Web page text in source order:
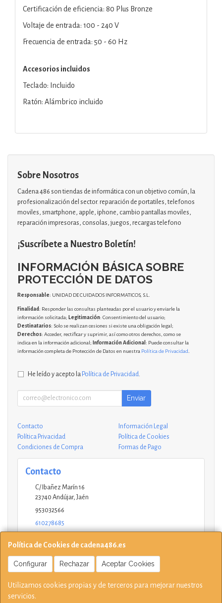
Certificación de eficiencia: 80 Plus Bronze
Voltaje de entrada: 100 - 240 V
Frecuencia de entrada: 50 - 60 Hz
Accesorios incluidos
Teclado: Incluido
Ratón: Alámbrico incluido
Política de Cookies de cadena486.es
Configurar Rechazar Aceptar Cookies
Utilizamos cookies propias y de terceros para mejorar nuestros
servicios.
Sobre Nosotros
Cadena 486 son tiendas de informática con un objetivo común, la
profesionalización del sector. reparación de portatiles, telefonos
moviles, smartphone, apple, iphone, cambio pantallas moviles,
reparación impresoras, consolas, juegos, recargas telefono
¡Suscríbete a Nuestro Boletín!
INFORMACIÓN BÁSICA SOBRE
PROTECCIÓN DE DATOS
Responsable: UNIDAD DE CUIDADOS INFORMATICOS, S.L.
Finalidad: Responder las consultas planteadas por el usuario y enviarle la
información solicitada; Legitimación: Consentimiento del usuario;
Destinatarios: Solo se realizan cesiones si existe una obligación legal;
Derechos: Acceder, rectificar y suprimir, así como otros derechos, como se
indica en la información adicional; Información Adicional : Puede consultar la
información completa de Protección de Datos en nuestra Política de Privacidad
He leído y acepto la Política de Privacidad
Enviar
Contacto
Información Legal
Política Privacidad
Política de Cookies
Condiciones de Compra
Formas de Pago
Contacto
C/ Ibañez Marín 16
23740 Andújar, Jaén
953032566
610278685
Horario
10-14 17:15-21 L - V Sábados solo mañana